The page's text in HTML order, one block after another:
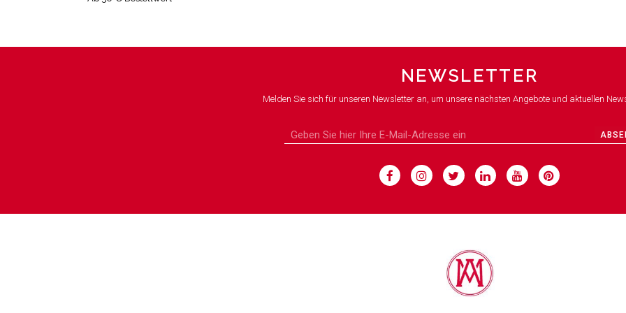
NEWSLETTER
Melden Sie sich für unseren Newsletter an, um unsere nächsten Angebote und aktuellen